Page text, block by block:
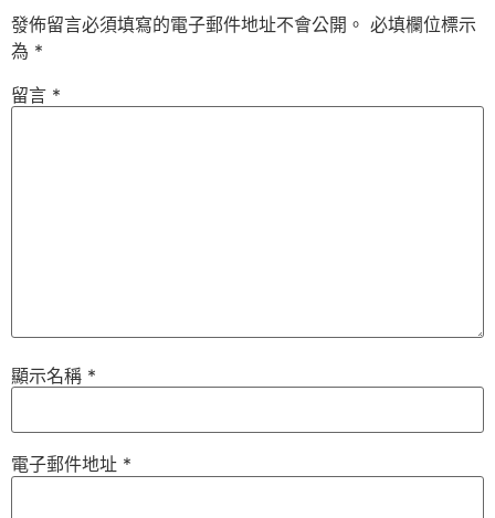
發佈留言必須填寫的電子郵件地址不會公開。 必填欄位標示
為 *
留言 *
顯示名稱 *
電子郵件地址 *